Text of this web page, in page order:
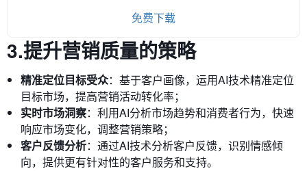
免费下载
3.提升营销质量的策略
精准定位目标受众：基于客户画像，运用AI技术精准定位
目标市场，提高营销活动转化率；
实时市场洞察：利用AI分析市场趋势和消费者行为，快速
响应市场变化，调整营销策略；
客户反馈分析：通过AI技术分析客户反馈，识别情感倾
向，提供更有针对性的客户服务和支持。